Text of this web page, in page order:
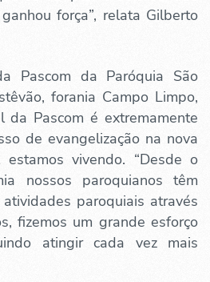
força”, relata Gilberto
Pascom da Paróquia São
forania Campo Limpo,
Pascom é extremamente
de evangelização na nova
vivendo. “Desde o
nossos paroquianos têm
paroquiais através
fizemos um grande esforço
atingir cada vez mais